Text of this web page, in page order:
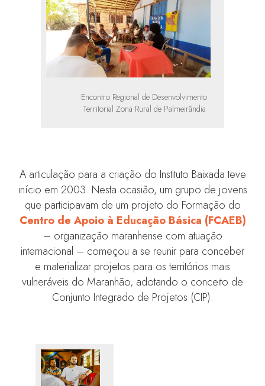
Encontro Regional de Desenvolvimento
Territorial Zona Rural de Palmeirândia
A articulação para a criação do Instituto Baixada teve
início em 2003. Nesta ocasião, um grupo de jovens
que participavam de um projeto do Formação do
Centro de Apoio à Educação Básica (FCAEB)
– organização maranhense com atuação
internacional – começou a se reunir para conceber
e materializar projetos para os territórios mais
vulneráveis do Maranhão, adotando o conceito de
Conjunto Integrado de Projetos (CIP).